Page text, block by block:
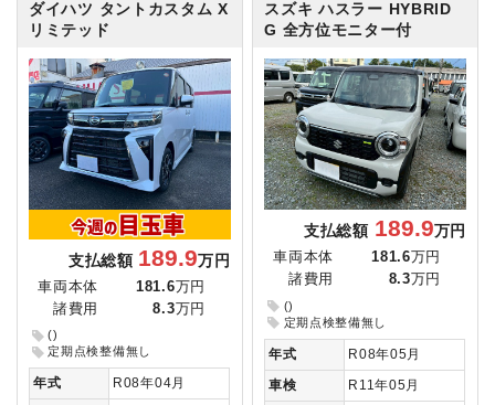
ダイハツ タントカスタムX
リミテッド
支払総額 189.9万円
車両本体 181.6 万円
諸費用
8.3 万円
()
定期点検整備無し
年式
R08年04月
スズキ ハスラー HYBRID
G 全方位モニター付
支払総額 189.9万円
車両本体 181.6 万円
諸費用
8.3 万円
()
定期点検整備無し
年式
R08年05月
車検
R11年05月